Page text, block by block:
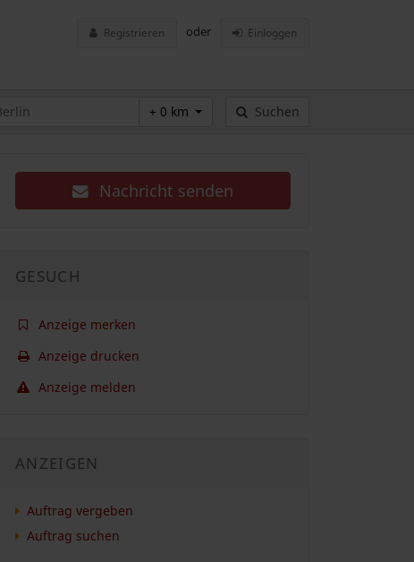
Registrieren oder Einloggen
+ 0 km Suchen
Nachricht senden
GESUCH
Anzeige merken
Anzeige drucken
Anzeige melden
ANZEIGEN
Auftrag vergeben
Auftrag suchen